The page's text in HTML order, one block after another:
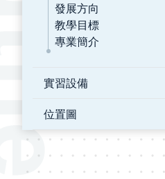
發展方向
教學目標
專業簡介
實習設備
位置圖